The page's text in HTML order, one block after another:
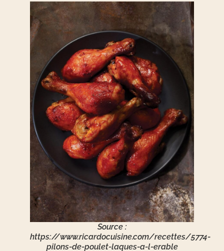
Source :
https://www.ricardocuisine.com/recettes/5774-
pilons-de-poulet-laques-a-l-erable